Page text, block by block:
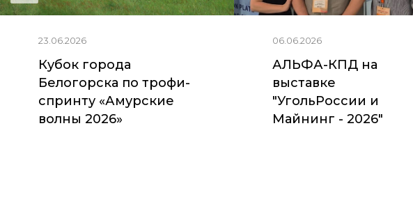
23.06.2026
Кубок города
Белогорска по трофи-
спринту «Амурские
волны 2026»
06.06.2026
АЛЬФА-КПД на
выставке
"УгольРоссии и
Майнинг - 2026"